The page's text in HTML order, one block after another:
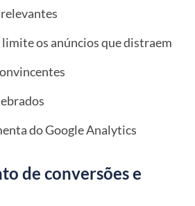
os anúncios que distraem
do Google Analytics
de conversões e